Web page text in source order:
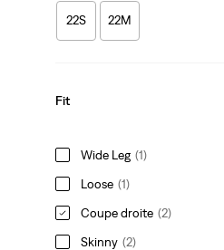
22S 22M
Fit
Wide Leg (1)
Loose (1)
Coupe droite (2)
Skinny (2)